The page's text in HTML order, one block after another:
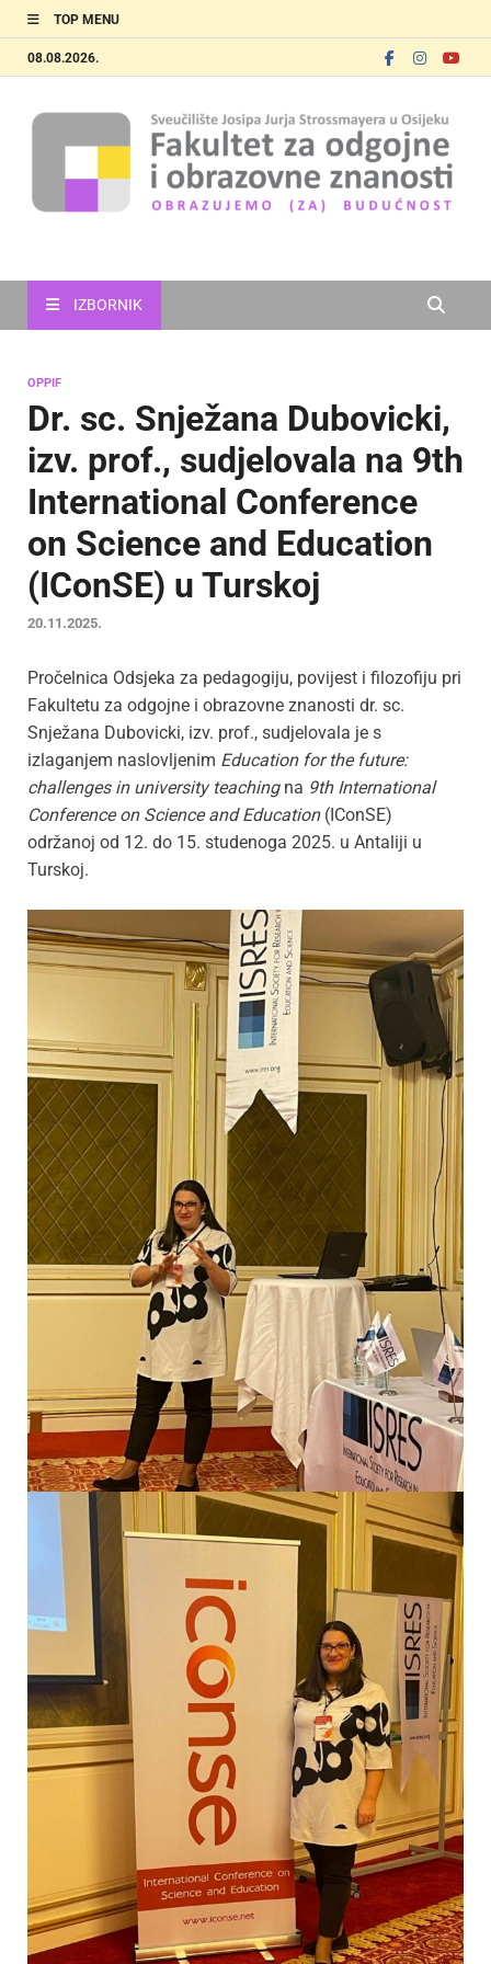
TOP MENU
08.08.2026.
IZBORNIK
OPPIF
Dr. sc. Snježana Dubovicki,
izv. prof., sudjelovala na 9th
International Conference
on Science and Education
(IConSE) u Turskoj
20.11.2025.
Pročelnica Odsjeka za pedagogiju, povijest i filozofiju pri
Fakultetu za odgojne i obrazovne znanosti dr. sc.
Snježana Dubovicki, izv. prof., sudjelovala je s
izlaganjem naslovljenim Education for the future:
challenges in university teaching na 9th International
Conference on Science and Education(IConSE)
održanoj od 12. do 15. studenoga 2025. u Antaliji u
Turskoj.